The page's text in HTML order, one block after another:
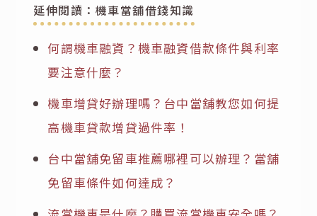
延伸閱讀：機車當舖借錢知識
何謂機車融資？機車融資借款條件與利率
要注意什麼？
機車增貸好辦理嗎？台中當舖教您如何提
高機車貸款增貸過件率！
台中當舖免留車推薦哪裡可以辦理？當舖
免留車條件如何達成？